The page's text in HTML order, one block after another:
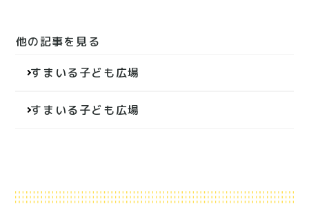
他の記事を見る
ョ
すまいる子ども広場
すまいる子ども広場